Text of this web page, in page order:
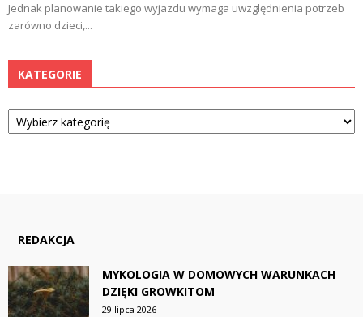
Jednak planowanie takiego wyjazdu wymaga uwzględnienia potrzeb
zarówno dzieci,...
KATEGORIE
Kategorie
REDAKCJA
MYKOLOGIA W DOMOWYCH WARUNKACH
DZIĘKI GROWKITOM
29 lipca 2026